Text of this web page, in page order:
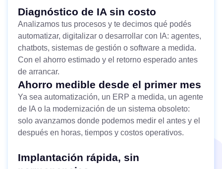
Diagnóstico de IA sin costo
Analizamos tus procesos y te decimos qué podés
automatizar, digitalizar o desarrollar con IA: agentes,
chatbots, sistemas de gestión o software a medida.
Con el ahorro estimado y el retorno esperado antes
de arrancar.
Ahorro medible desde el primer mes
Ya sea automatización, un ERP a medida, un agente
de IA o la modernización de un sistema obsoleto:
solo avanzamos donde podemos medir el antes y el
después en horas, tiempos y costos operativos.
Implantación rápida, sin